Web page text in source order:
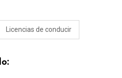
Licencias de conducir